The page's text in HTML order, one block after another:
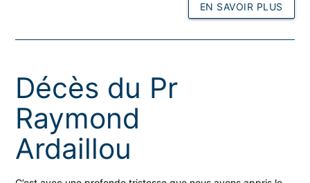
EN SAVOIR PLUS
Décès du Pr
Raymond
Ardaillou